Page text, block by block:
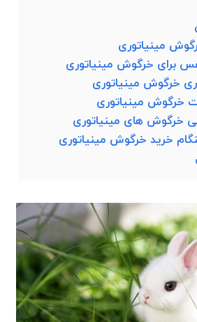
مینیاتوری
برای خرگوش مینیاتوری
خرگوش مینیاتوری
خرگوش مینیاتوری
خرگوش های مینیاتوری
خرید خرگوش مینیاتوری